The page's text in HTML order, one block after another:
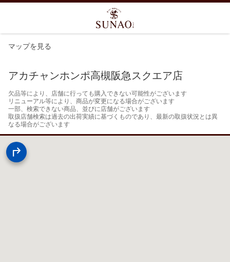
マップを見る
アカチャンホンポ高槻阪急スクエア店
欠品等により、店舗に行っても購入できない可能性がございます
リニューアル等により、商品が変更になる場合がございます
一部、検索できない商品、並びに店舗がございます
取扱店舗検索は過去の出荷実績に基づくものであり、最新の取扱状況とは異
なる場合がございます